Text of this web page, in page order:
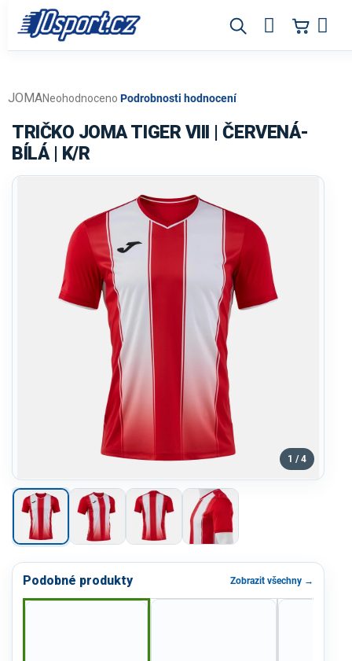
obsah
Průměrné
produktu
je
0,0
Neohodnoceno Podrobnosti hodnocení
JOMA
TRIČKO JOMA TIGER VIII | ČERVENÁ-
BÍLÁ | K/R
1 / 4
Podobné produkty Zobrazit všechny →